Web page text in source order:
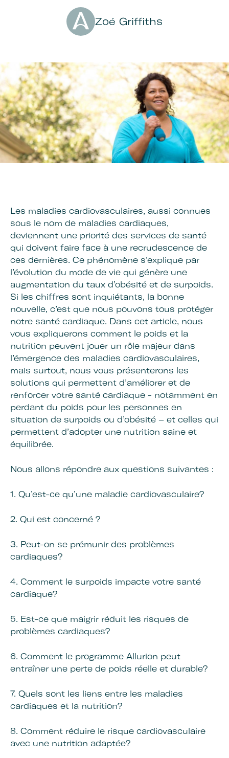
Author
Zoé Griffiths
Les maladies cardiovasculaires, aussi connues
sous le nom de maladies cardiaques,
deviennent une priorité des services de santé
qui doivent faire face à une recrudescence de
ces dernières. Ce phénomène s’explique par
l’évolution du mode de vie qui génère une
augmentation du taux d’obésité et de surpoids.
Si les chiffres sont inquiétants, la bonne
nouvelle, c’est que nous pouvons tous protéger
notre santé cardiaque. Dans cet article, nous
vous expliquerons comment le poids et la
nutrition peuvent jouer un rôle majeur dans
l’émergence des maladies cardiovasculaires,
mais surtout, nous vous présenterons les
solutions qui permettent d’améliorer et de
renforcer votre santé cardiaque - notamment en
perdant du poids pour les personnes en
situation de surpoids ou d’obésité – et celles qui
permettent d’adopter une nutrition saine et
équilibrée.
Nous allons répondre aux questions suivantes :
1. Qu’est-ce qu’une maladie cardiovasculaire?
2. Qui est concerné ?
3. Peut-on se prémunir des problèmes
cardiaques?
4. Comment le surpoids impacte votre santé
cardiaque?
5. Est-ce que maigrir réduit les risques de
problèmes cardiaques?
6. Comment le programme Allurion peut
entraîner une perte de poids réelle et durable?
7. Quels sont les liens entre les maladies
cardiaques et la nutrition?
8. Comment réduire le risque cardiovasculaire
avec une nutrition adaptée?